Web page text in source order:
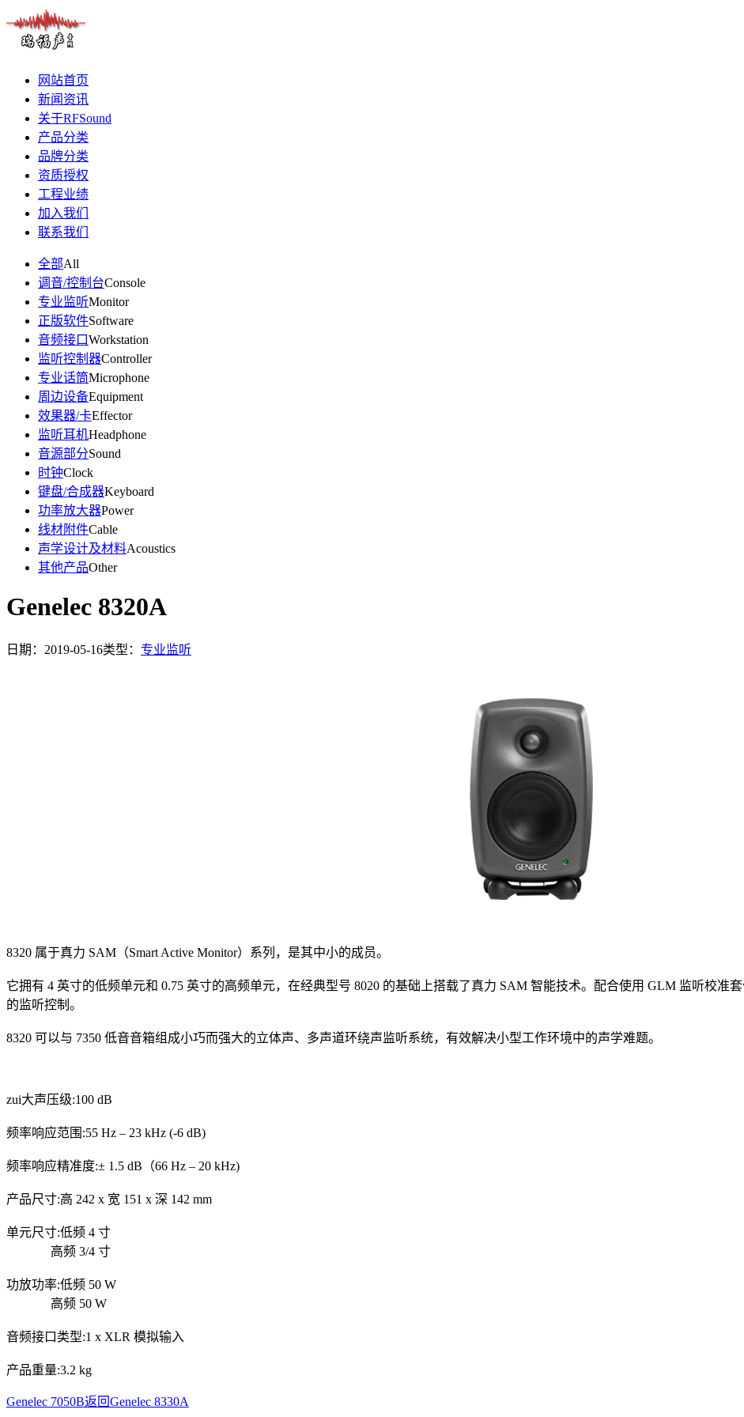
网站首页
新闻资讯
关于RFSound
产品分类
品牌分类
资质授权
工程业绩
加入我们
联系我们
全部All
调音/控制台Console
专业监听Monitor
正版软件Software
音频接口Workstation
监听控制器Controller
专业话筒Microphone
周边设备Equipment
效果器/卡Effector
监听耳机Headphone
音源部分Sound
时钟Clock
键盘/合成器Keyboard
功率放大器Power
线材附件Cable
声学设计及材料Acoustics
其他产品Other
Genelec 8320A
日期：2019-05-16类型： 专业监听
8320 属于真力 SAM（Smart Active Monitor）系列，是其中小的成员。
它拥有 4 英寸的低频单元和 0.75 英寸的高频单元，在经典型号 8020 的基础上搭载了真力 SAM 智能技术。配合使用 GLM 监听校准
的监听控制。
8320 可以与 7350 低音音箱组成小巧而强大的立体声、多声道环绕声监听系统，有效解决小型工作环境中的声学难题。
zui大声压级:100 dB
频率响应范围:55 Hz – 23 kHz (-6 dB)
频率响应精准度:± 1.5 dB（66 Hz – 20 kHz)
产品尺寸:高 242 x 宽 151 x 深 142 mm
单元尺寸:低频 4 寸
高频 3/4 寸
功放功率:低频 50 W
高频 50 W
音频接口类型:1 x XLR 模拟输入
产品重量:3.2 kg
Genelec 7050B返回Genelec 8330A